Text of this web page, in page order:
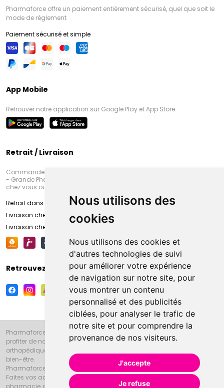
Nous utilisons des
cookies
Nous utilisons des cookies et
d'autres technologies de suivi
pour améliorer votre expérience
de navigation sur notre site, pour
vous montrer un contenu
personnalisé et des publicités
ciblées, pour analyser le trafic de
notre site et pour comprendre la
provenance de nos visiteurs.
J'accepte
Je refuse
Pharmaforce offre un paiement entièrement sécurisé, quel que soit le
mode de règlement
Paiement sécurisé et simple
App Mobile
Retrouver notre application sur Google Play et App Store
Retrait / Livraison
Commandez en ligne et venez chercher votre commande à Amiens
- Grande Pharmacie d’Amiens (Fachon) ou recevez-là rapidement
chez vous ou en point retrait
Retrait dans la pharmacie d’Amiens
Livraison chez vous
Livraison chez votre commerçant
Retrouvez-nous sur vos réseaux sociaux
Pharmaforce.fr et la Grande Pharmacie d’Amiens vous souhaitent de
profiter de notre accueil, de nos conseils pharmaceutiques,
orthopédiques, homéopathiques, parapharmaceutiques, beauté et
bien-être.
Pharmaforce.fr est le site internet de la Grande Pharmacie d’Amiens.
Faites vos achats en ligne grâce à un choix de 20000 références en
pharmacie, parapharmacie, diététique et animaux (vétérinaire).